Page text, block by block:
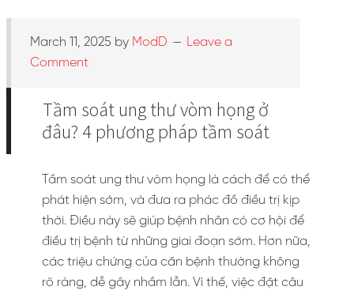
March 11, 2025 by ModD
Leave a
Comment
Tầm soát ung thư vòm họng ở
đâu? 4 phương pháp tầm soát
Tầm soát ung thư vòm họng là cách để có thể
phát hiện sớm, và đưa ra phác đồ điều trị kịp
thời. Điều này sẽ giúp bệnh nhân có cơ hội để
điều trị bệnh từ những giai đoạn sớm. Hơn nữa,
các triệu chứng của căn bệnh thường không
rõ ràng, dễ gây nhầm lẫn. Vì thế, việc đặt câu